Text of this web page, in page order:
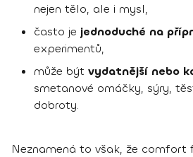
nejen tělo, ale i mysl,
často je jednoduché na
experimentů,
může být vydatnější nebo
smetanové omáčky, sýry,
dobroty.
Neznamená to však, že